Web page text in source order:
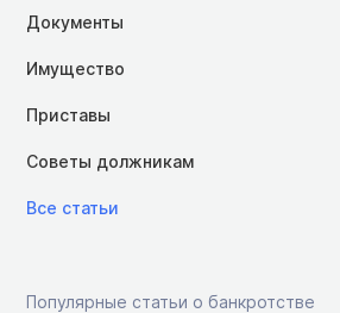
Документы
Имущество
Приставы
Советы должникам
Все статьи
Популярные статьи о банкротстве